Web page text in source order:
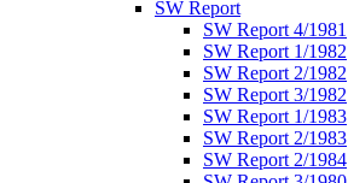
SW Report
SW Report 4/1981
SW Report 1/1982
SW Report 2/1982
SW Report 3/1982
SW Report 1/1983
SW Report 2/1983
SW Report 2/1984